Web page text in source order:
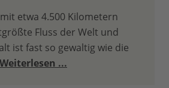
etwa 4.500 Kilometern
Fluss der Welt und
ist fast so gewaltig wie die
Weiterlesen ...